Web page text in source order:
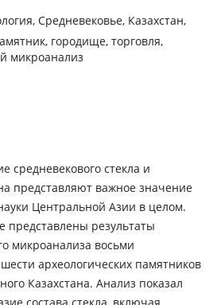
Средневековье, Казахстан,
городище, торговля,
микроанализ
средневекового стекла и
представляют важное значение
Центральной Азии в целом.
представлены результаты
микроанализа восьми
археологических памятников
Казахстана. Анализ показал